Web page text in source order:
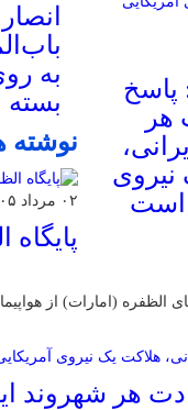
پاسخ
هر
نیروی
است
به
نوشته
۰۲ مرداد ۱۴۰۵
پایگاه
از تخلیه کامل پایگاه‌های الظفره
هر شهروند